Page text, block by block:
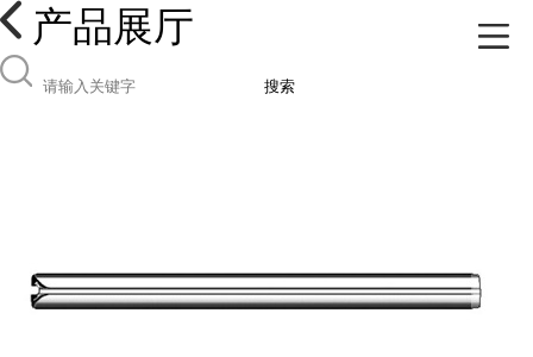
产品展厅
搜索